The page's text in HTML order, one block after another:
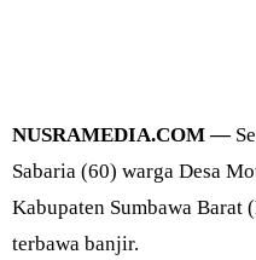
NUSRAMEDIA.COM —
Sabaria (60) warga Desa
Kabupaten Sumbawa Barat
terbawa banjir.